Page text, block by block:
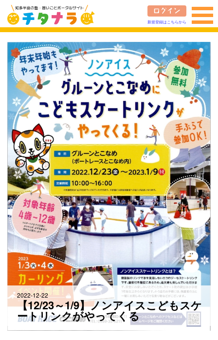
新規登録はこちらから
2022-12-22
【12/23～1/9】ノンアイスこどもスケ
ートリンクがやってくる